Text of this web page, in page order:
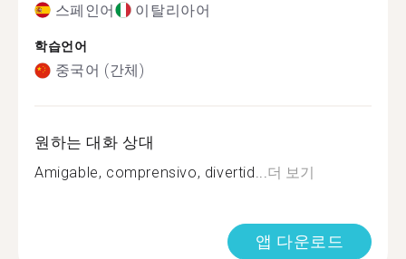
스페인어 이탈리아어
학습언어
중국어 (간체)
원하는 대화 상대
Amigable, comprensivo, divertid...더 보기
앱 다운로드